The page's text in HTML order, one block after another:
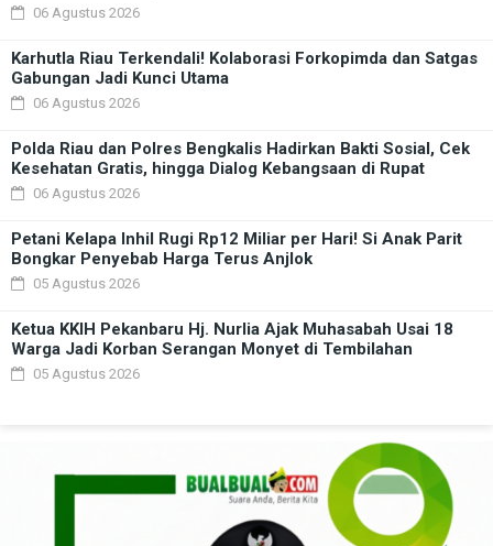
06 Agustus 2026
Karhutla Riau Terkendali! Kolaborasi Forkopimda dan Satgas
Gabungan Jadi Kunci Utama
06 Agustus 2026
Polda Riau dan Polres Bengkalis Hadirkan Bakti Sosial, Cek
Kesehatan Gratis, hingga Dialog Kebangsaan di Rupat
06 Agustus 2026
Petani Kelapa Inhil Rugi Rp12 Miliar per Hari! Si Anak Parit
Bongkar Penyebab Harga Terus Anjlok
05 Agustus 2026
Ketua KKIH Pekanbaru Hj. Nurlia Ajak Muhasabah Usai 18
Warga Jadi Korban Serangan Monyet di Tembilahan
05 Agustus 2026